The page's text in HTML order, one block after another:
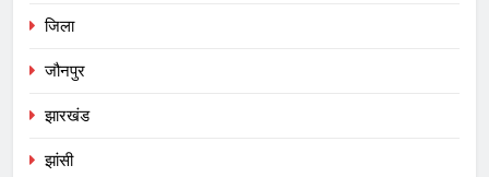
जिला
जौनपुर
झारखंड
झांसी